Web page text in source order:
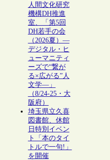
人間文化研究
機構DH推進
室、「第5回
DH若手の会
（2026夏）―
デジタル・ヒ
ューマニティ
ーズで“繋が
る×広がる”人
文学―」
（8/24-25・大
阪府）
埼玉県立久喜
図書館、休館
日特別イベン
ト「本のタイ
トルで一句!」
を開催